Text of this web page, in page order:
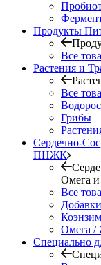
Продукты
Все
Растения и
Все
Грибы
Сердечно-
ПНЖК
Омега
Все
Омега /
Специально